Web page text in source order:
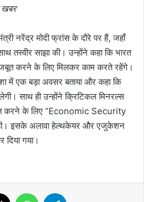
खबर
नरेंद्र मोदी फ्रांस के दौरे पर हैं, जहाँ
तस्वीर साझा की। उन्होंने कहा कि भारत
करने के लिए मिलकर काम करते रहेंगे।
में एक बड़ा अवसर बताया और कहा कि
साथ ही उन्होंने क्रिटिकल मिनरल्स
करने के लिए “Economic Security
इसके अलावा हेल्थकेयर और एजुकेशन
दिया गया।
WhatsApp